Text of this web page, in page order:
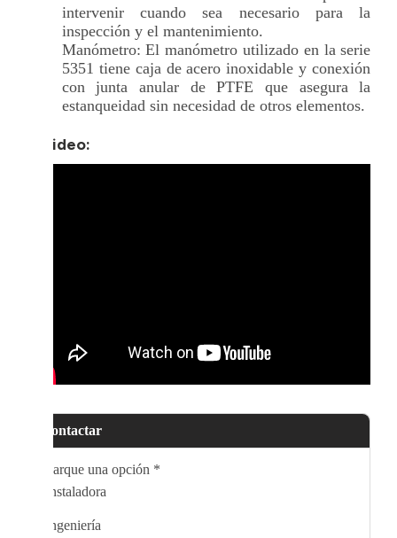
intervenir cuando sea necesario para la
inspección y el mantenimiento.
Manómetro: El manómetro utilizado en la serie
5351 tiene caja de acero inoxidable y conexión
con junta anular de PTFE que asegura la
estanqueidad sin necesidad de otros elementos.
+ Video:
Contactar
Marque una opción *
Instaladora
Ingeniería